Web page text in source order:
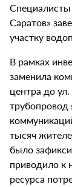
Саратов»
участку
В рамках
заменила
центра до
трубопровод
тысяч
было
приводило к
ресурса